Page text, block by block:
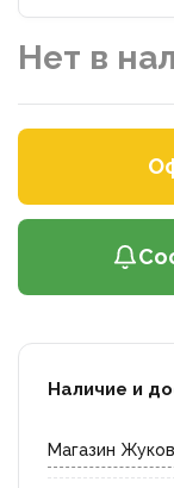
Нет в
Наличие и
Магазин